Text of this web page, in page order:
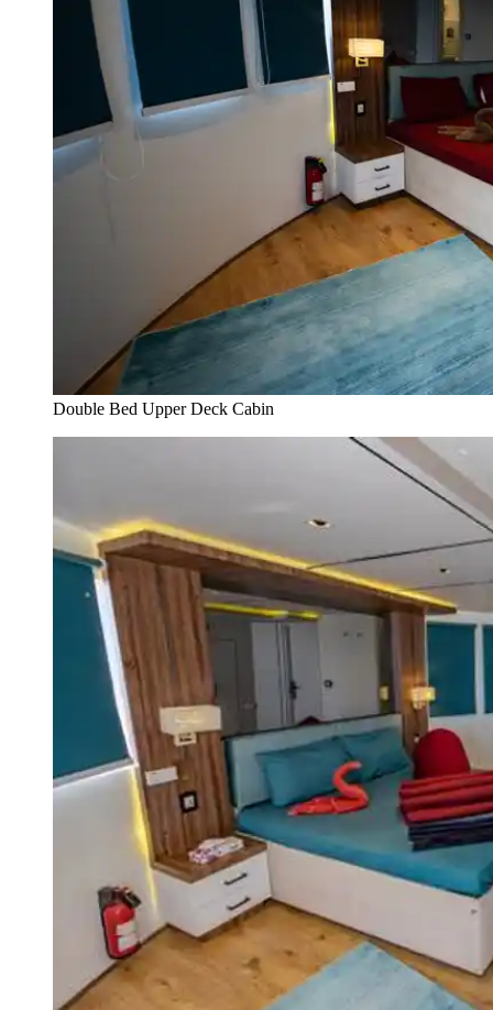
Double Bed Upper Deck Cabin